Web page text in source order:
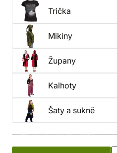
Trička
Mikiny
Župany
Kalhoty
Šaty a sukně